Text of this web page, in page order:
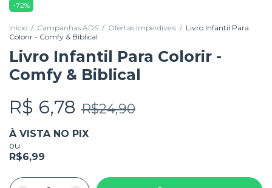
-72%
Início / Campanhas ADS / Ofertas Imperdíveis / Livro Infantil Para
Colorir - Comfy & Biblical
Livro Infantil Para Colorir -
Comfy & Biblical
R$ 6,78 R$24,90
À VISTA NO PIX
ou
R$6,99